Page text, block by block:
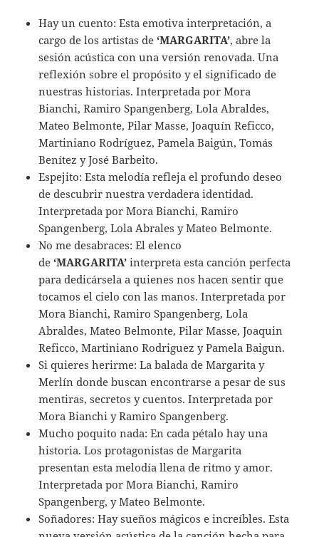
Hay un cuento: Esta emotiva interpretación, a
cargo de los artistas de‘MARGARITA’, abre la
sesión acústica con una versión renovada. Una
reflexión sobre el propósito y el significado de
nuestras historias. Interpretada por Mora
Bianchi, Ramiro Spangenberg, Lola Abraldes,
Mateo Belmonte, Pilar Masse, Joaquín Reficco,
Martiniano Rodríguez, Pamela Baigún, Tomás
Benítez y José Barbeito.
Espejito: Esta melodía refleja el profundo deseo
de descubrir nuestra verdadera identidad.
Interpretada por Mora Bianchi, Ramiro
Spangenberg, Lola Abrales y Mateo Belmonte.
No me desabraces: El elenco
de‘MARGARITA’ interpreta esta canción perfecta
para dedicársela a quienes nos hacen sentir que
tocamos el cielo con las manos. Interpretada por
Mora Bianchi, Ramiro Spangenberg, Lola
Abraldes, Mateo Belmonte, Pilar Masse, Joaquin
Reficco, Martiniano Rodriguez y Pamela Baigun.
Si quieres herirme: La balada de Margarita y
Merlín donde buscan encontrarse a pesar de sus
mentiras, secretos y cuentos. Interpretada por
Mora Bianchi y Ramiro Spangenberg.
Mucho poquito nada: En cada pétalo hay una
historia. Los protagonistas de Margarita
presentan esta melodía llena de ritmo y amor.
Interpretada por Mora Bianchi, Ramiro
Spangenberg, y Mateo Belmonte.
Soñadores: Hay sueños mágicos e increíbles. Esta